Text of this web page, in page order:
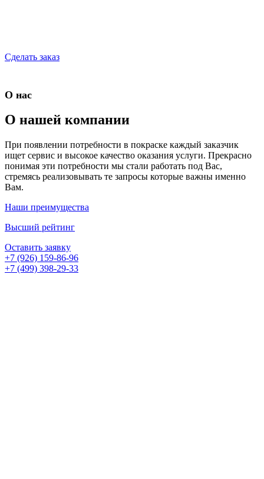
Сделать заказ
О нас
О нашей компании
При появлении потребности в покраске каждый заказчик
ищет сервис и высокое качество оказания услуги. Прекрасно
понимая эти потребности мы стали работать под Вас,
стремясь реализовывать те запросы которые важны именно
Вам.
Наши преимущества
Высший рейтинг
Оставить заявку
+7 (926) 159-86-96
+7 (499) 398-29-33